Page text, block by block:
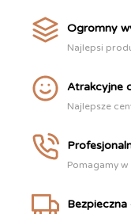
Ogromny
Najlepsi
Atrakcyjne
Najlepsze
Pomagamy w